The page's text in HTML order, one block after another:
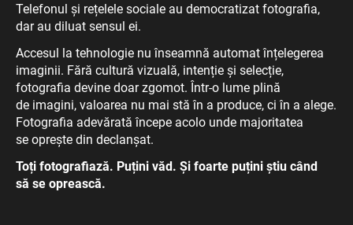
Telefonul și rețelele sociale au democratizat fotografia,
dar au diluat sensul ei.
Accesul la tehnologie nu înseamnă automat înțelegerea
imaginii. Fără cultură vizuală, intenție și selecție,
fotografia devine doar zgomot. Într-o lume plină
de imagini, valoarea nu mai stă în a produce, ci în a alege.
Fotografia adevărată începe acolo unde majoritatea
se oprește din declanșat.
Toți fotografiază. Puțini văd. Și foarte puțini știu când
să se oprească.